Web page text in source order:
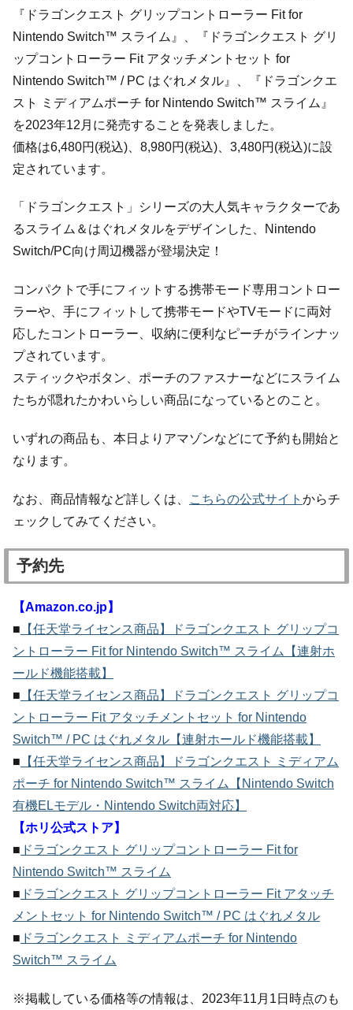
『ドラゴンクエスト グリップコントローラー Fit for
Nintendo Switch™ スライム』、『ドラゴンクエスト グリ
ップコントローラー Fit アタッチメントセット for
Nintendo Switch™ / PC はぐれメタル』、『ドラゴンクエ
スト ミディアムポーチ for Nintendo Switch™ スライム』
を2023年12月に発売することを発表しました。
価格は6,480円(税込)、8,980円(税込)、3,480円(税込)に設
定されています。
「ドラゴンクエスト」シリーズの大人気キャラクターであ
るスライム＆はぐれメタルをデザインした、Nintendo
Switch/PC向け周辺機器が登場決定！
コンパクトで手にフィットする携帯モード専用コントロー
ラーや、手にフィットして携帯モードやTVモードに両対
応したコントローラー、収納に便利なピーチがラインナッ
プされています。
スティックやボタン、ポーチのファスナーなどにスライム
たちが隠れたかわいらしい商品になっているとのこと。
いずれの商品も、本日よりアマゾンなどにて予約も開始と
なります。
なお、商品情報など詳しくは、 こちらの公式サイト からチ
ェックしてみてください。
予約先
【Amazon.co.jp】
■ 【任天堂ライセンス商品】ドラゴンクエスト グリップコ
ントローラー Fit for Nintendo Switch™ スライム【連射ホ
ールド機能搭載】
■ 【任天堂ライセンス商品】ドラゴンクエスト グリップコ
ントローラー Fit アタッチメントセット for Nintendo
Switch™ / PC はぐれメタル【連射ホールド機能搭載】
■ 【任天堂ライセンス商品】ドラゴンクエスト ミディアム
ポーチ for Nintendo Switch™ スライム【Nintendo Switch
有機ELモデル・Nintendo Switch両対応】
【ホリ公式ストア】
■ ドラゴンクエスト グリップコントローラー Fit for
Nintendo Switch™ スライム
■ ドラゴンクエスト グリップコントローラー Fit アタッチ
メントセット for Nintendo Switch™ / PC はぐれメタル
■ ドラゴンクエスト ミディアムポーチ for Nintendo
Switch™ スライム
※掲載している価格等の情報は、2023年11月1日時点のも